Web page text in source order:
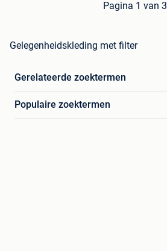
Pagina 1 van 3
Gelegenheidskleding met filter
Gerelateerde zoektermen
Populaire zoektermen